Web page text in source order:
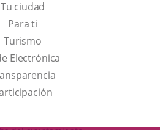
Tu ciudad
Para ti
TurismoThis
link
will
open
a
Electrónica